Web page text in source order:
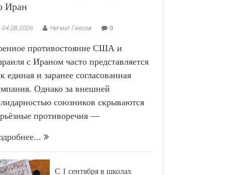
Иран
04.08.2026 Негмат Гиясов 0
противостояние США и
с Ираном часто представляется
единая и заранее согласованная
Однако за внешней
союзников скрываются
противоречия —
С 1 сентября в школах